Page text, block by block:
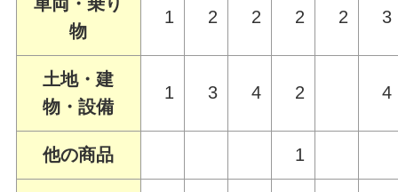
物
1 2 2 2 2 3
土地・建
物・設備
1 3 4 2 4
他の商品 1